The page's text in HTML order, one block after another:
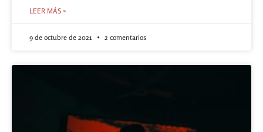
LEER MÁS »
9 de octubre de 2021 2 comentarios